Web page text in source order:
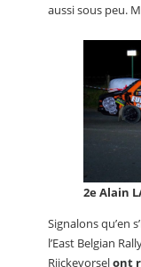
aussi sous peu.
2e Alain
Signalons qu’en
l’East Belgian
Rijckevorselont